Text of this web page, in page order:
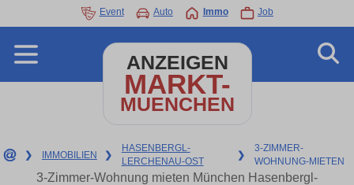
Event Auto Immo Job
ANZEIGEN
MARKT-
MUENCHEN
❯ IMMOBILIEN ❯
HASENBERGL-
LERCHENAU-OST
❯
3-ZIMMER-
WOHNUNG-MIETEN
3-Zimmer-Wohnung mieten München Hasenbergl-